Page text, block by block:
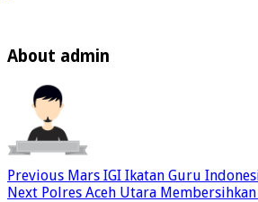
About admin
Previous Mars IGI Ikatan Guru
Next Polres Aceh Utara